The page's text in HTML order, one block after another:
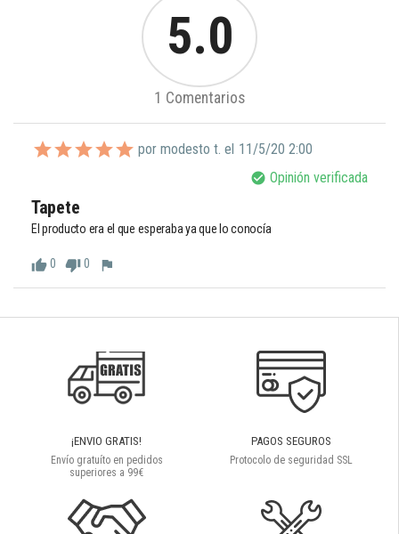
5.0
1 Comentarios
por modesto t. el 11/5/20 2:00
check_circle Opinión verificada
Tapete
El producto era el que esperaba ya que lo conocía
thumb_up0 thumb_down0 flag
¡ENVIO GRATIS!
Envío gratuíto en pedidos
superiores a 99€
PAGOS SEGUROS
Protocolo de seguridad SSL